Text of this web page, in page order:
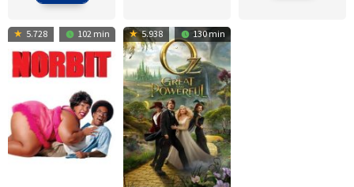
5.728 102 min 5.938 130 min